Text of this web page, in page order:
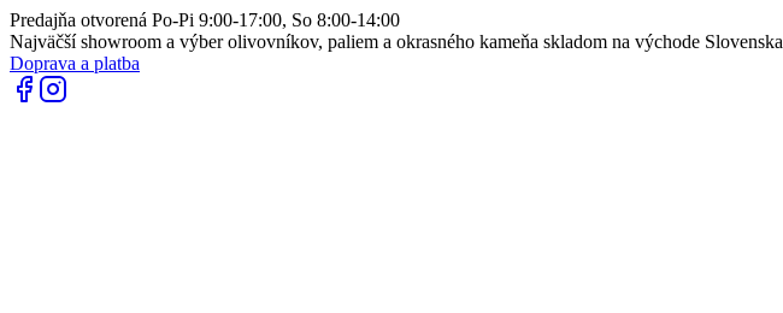
Predajňa otvorená Po-Pi 9:00-17:00, So 8:00-14:00
Najväčší showroom a výber olivovníkov, paliem a okrasného kameňa skladom na východe Slovenska
Doprava a platba